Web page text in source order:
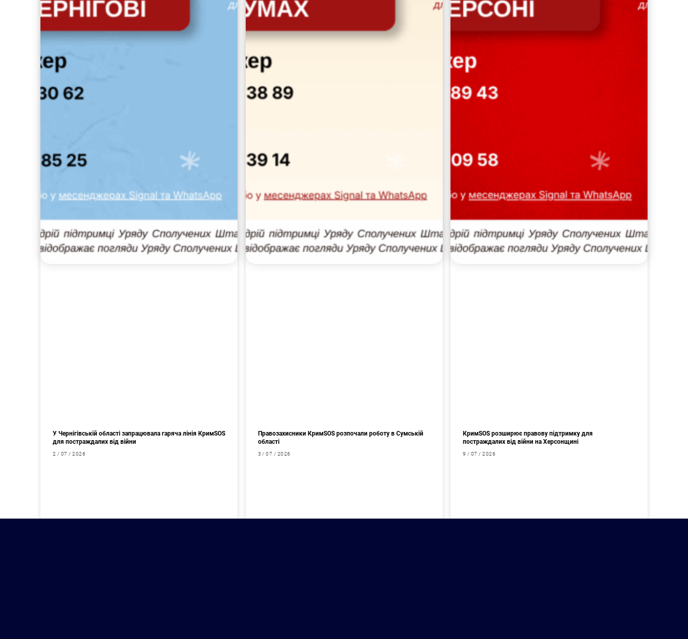
У Чернігівській області запрацювала гаряча лінія КримSOS
для постраждалих від війни
2 / 07 / 2026
Правозахисники КримSOS розпочали роботу в Сумській
області
3 / 07 / 2026
КримSOS розширює правову підтримку для
постраждалих від війни на Херсонщині
9 / 07 / 2026